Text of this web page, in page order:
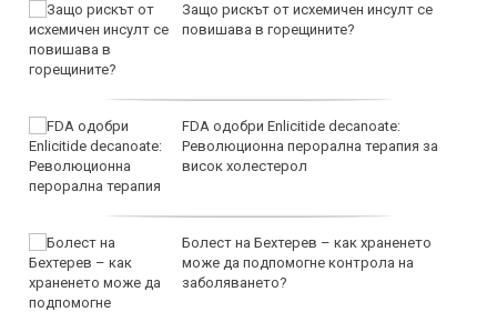
Защо рискът от исхемичен инсулт се
повишава в горещините?
FDA одобри Еnlicitide decanoate:
Революционна перорална терапия за
висок холестерол
Болест на Бехтерев – как храненето
може да подпомогне контрола на
заболяването?